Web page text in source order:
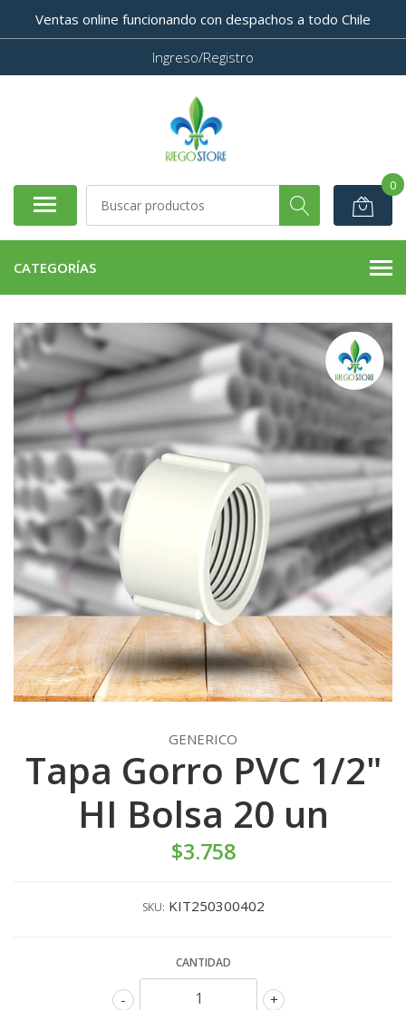
Ventas online funcionando con despachos a todo Chile
Ingreso/Registro
0
CATEGORÍAS
GENERICO
Tapa Gorro PVC 1/2"
HI Bolsa 20 un
$3.758
SKU: KIT250300402
CANTIDAD
+
-